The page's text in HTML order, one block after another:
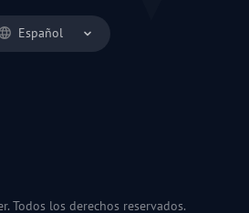
Español
Todos los derechos reservados.